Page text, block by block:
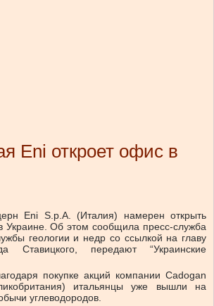
Eni откроет офис в
Eni S.p.A. (Италия) намерен открыть
Украине. Об этом сообщила пресс-служба
геологии и недр со ссылкой на главу
Ставицкого, передают “Украинские
покупке акций компании Cadogan
итальянцы уже вышли на
углеводородов.